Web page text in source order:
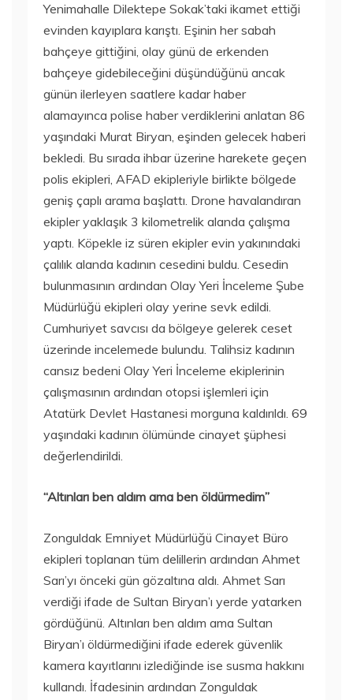
Yenimahalle Dilektepe Sokak’taki ikamet ettiği
evinden kayıplara karıştı. Eşinin her sabah
bahçeye gittiğini, olay günü de erkenden
bahçeye gidebileceğini düşündüğünü ancak
günün ilerleyen saatlere kadar haber
alamayınca polise haber verdiklerini anlatan 86
yaşındaki Murat Biryan, eşinden gelecek haberi
bekledi. Bu sırada ihbar üzerine harekete geçen
polis ekipleri, AFAD ekipleriyle birlikte bölgede
geniş çaplı arama başlattı. Drone havalandıran
ekipler yaklaşık 3 kilometrelik alanda çalışma
yaptı. Köpekle iz süren ekipler evin yakınındaki
çalılık alanda kadının cesedini buldu. Cesedin
bulunmasının ardından Olay Yeri İnceleme Şube
Müdürlüğü ekipleri olay yerine sevk edildi.
Cumhuriyet savcısı da bölgeye gelerek ceset
üzerinde incelemede bulundu. Talihsiz kadının
cansız bedeni Olay Yeri İnceleme ekiplerinin
çalışmasının ardından otopsi işlemleri için
Atatürk Devlet Hastanesi morguna kaldırıldı. 69
yaşındaki kadının ölümünde cinayet şüphesi
değerlendirildi.
“Altınları ben aldım ama ben öldürmedim”
Zonguldak Emniyet Müdürlüğü Cinayet Büro
ekipleri toplanan tüm delillerin ardından Ahmet
Sarı’yı önceki gün gözaltına aldı. Ahmet Sarı
verdiği ifade de Sultan Biryan’ı yerde yatarken
gördüğünü. Altınları ben aldım ama Sultan
Biryan’ı öldürmediğini ifade ederek güvenlik
kamera kayıtlarını izlediğinde ise susma hakkını
kullandı. İfadesinin ardından Zonguldak